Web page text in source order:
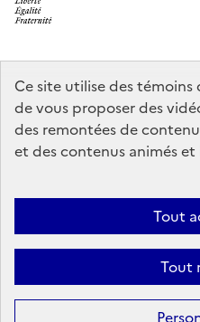
Ce site utilise des
de vous proposer des
des remontées de
et des contenus animés
Tout
Tout
data.gouv.fr
service-public.gouv.fr
Mentions légales Accessibilité :
d’utilisation des témoins de
Plan du
Sauf mention contraire, tous les